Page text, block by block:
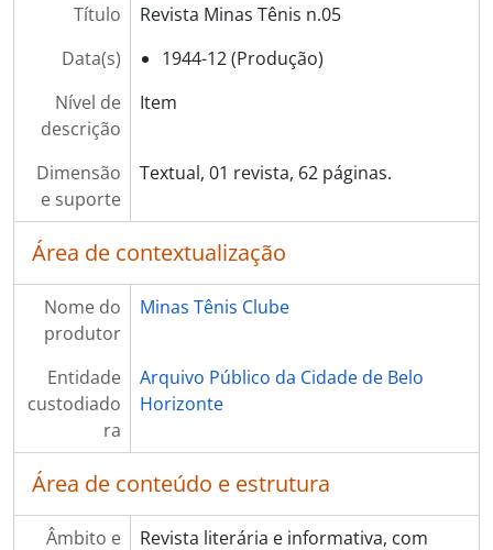
Título
Revista Minas Tênis n.05
Data(s)
1944-12 (Produção)
Nível de
descrição
Item
Dimensão
e suporte
Textual, 01 revista, 62 páginas.
Área de contextualização
Nome do
produtor
Minas Tênis Clube
Entidade
custodiado
ra
Arquivo Público da Cidade de Belo
Horizonte
Área de conteúdo e estrutura
Âmbito e Revista literária e informativa, com